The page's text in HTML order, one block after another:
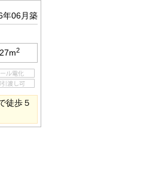
年06月築
2
徒歩５